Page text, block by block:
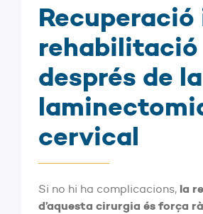
Recuperació
rehabilitació
després de la
cervical
Si no hi ha complicacions, la
d’aquesta cirurgia és força